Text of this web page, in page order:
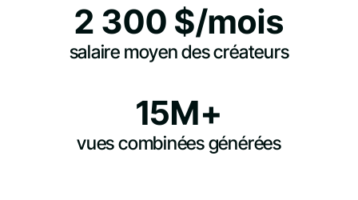
2 300 $/mois
salaire moyen des créateurs
15M+
vues combinées générées